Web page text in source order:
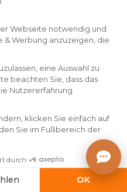
(Vorkasse) ab CHF
pay.